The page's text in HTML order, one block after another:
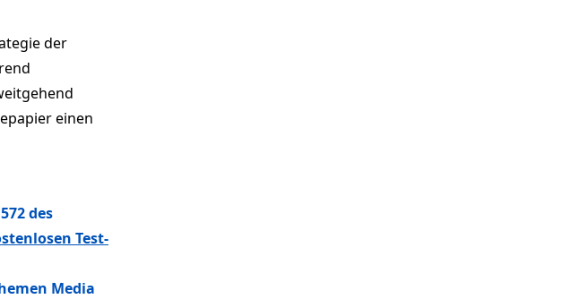
der
einen
des
Test-
Media